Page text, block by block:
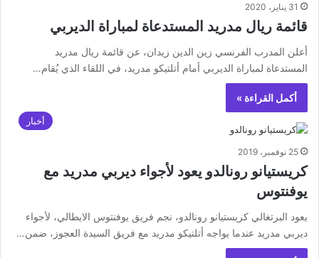
31 يناير، 2020
قائمة ريال مدريد المستدعاة لمباراة الديربي
أعلن المدرب الفرنسي زين الدين زيدان، عن قائمة ريال مدريد
المستدعاة لمباراة الديربي أمام أتلتيكو مدريد، في اللقاء الذي يُقام…
أكمل القراءة »
أخبار
25 نوفمبر، 2019
كريستيانو رونالدو يعود لأجواء ديربي مدريد مع
يوفنتوس
يعود البرتغالي كريستيانو رونالدو، نجم فريق يوفنتوس الايطالي، لأجواء
ديربي مدريد عندما يواجه أتلتيكو مدريد مع فريق السيدة العجوز، ضمن…